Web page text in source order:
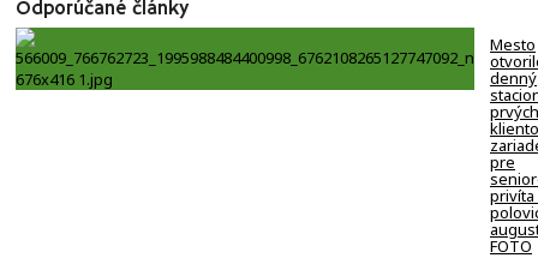
Odporúčané články
Mesto
denný
prvých
pre
privíta
FOTO